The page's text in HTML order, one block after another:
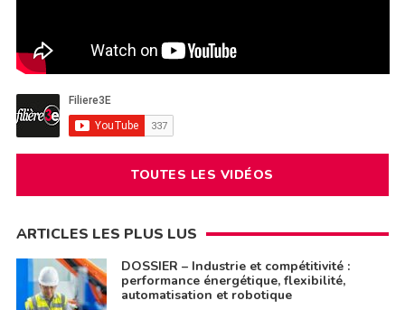
TOUTES LES VIDÉOS
ARTICLES LES PLUS LUS
DOSSIER – Industrie et compétitivité :
performance énergétique, flexibilité,
automatisation et robotique